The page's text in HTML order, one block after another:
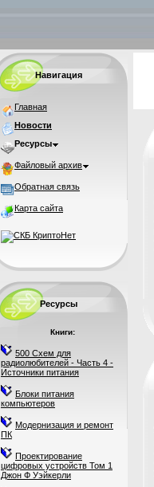
Навигация
Главная
Новости
Ресурсы
Файловый архив
Обратная связь
Карта сайта
Ресурсы
Книги:
500 Схем для
радиолюбителей - Часть 4 -
Источники питания
Блоки питания
компьютеров
Модернизация и ремонт
ПК
Проектирование
цифровых устройств Том 1
Джон Ф Уэйкерли